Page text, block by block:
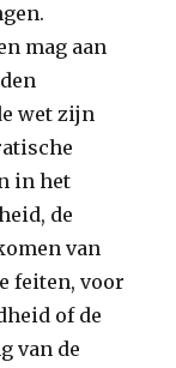
mag aan
wet zijn
in het
de
van
feiten, voor
of de
van de